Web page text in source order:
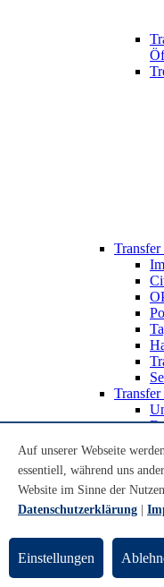
Auf unserer Webseite
essentiell, während uns
Website im Sinne der
Datenschutzerklärung
Einstellungen